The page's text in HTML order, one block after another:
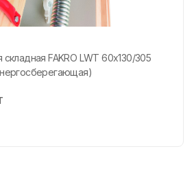
FAKRO LWT 60х130/305